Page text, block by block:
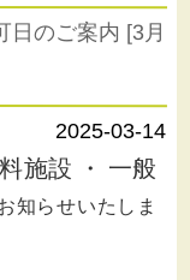
日のご案内 [3月
2025-03-14
施設 ・ 一般
知らせいたしま